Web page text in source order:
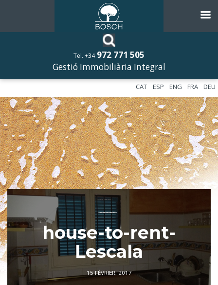
Tel. +34 972 771 505
Gestió Immobiliària Integral
DEU
FRA
ENG
ESP
CAT
––––––––––––
house-to-rent-
Lescala
15 FÉVRIER, 2017